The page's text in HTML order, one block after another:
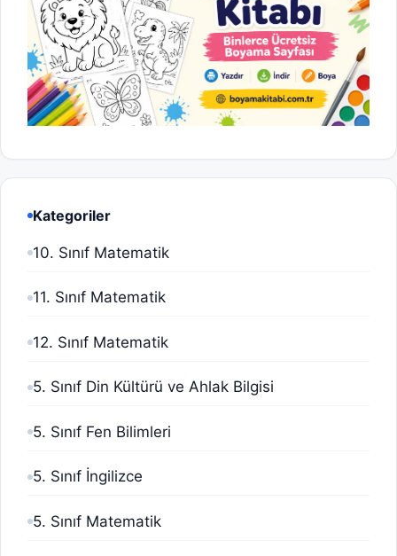
Kategoriler
10. Sınıf Matematik
11. Sınıf Matematik
12. Sınıf Matematik
5. Sınıf Din Kültürü ve Ahlak Bilgisi
5. Sınıf Fen Bilimleri
5. Sınıf İngilizce
5. Sınıf Matematik